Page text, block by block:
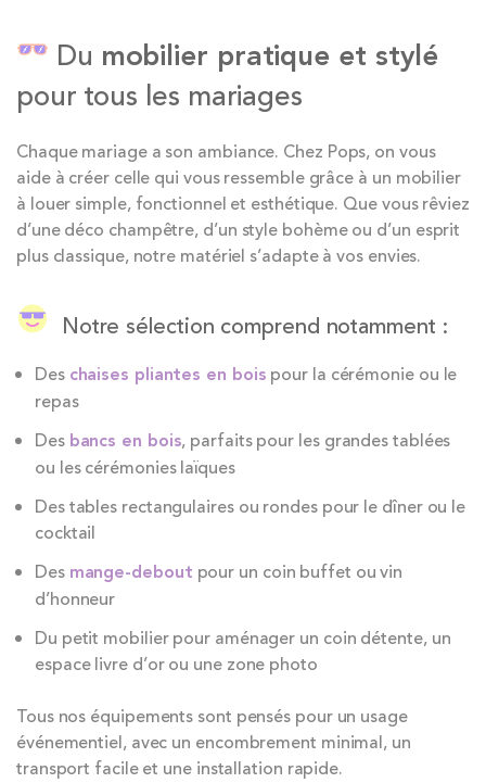
Du mobilier pratique et stylé
pour tous les mariages
Chaque mariage a son ambiance. Chez Pops, on vous
aide à créer celle qui vous ressemble grâce à un mobilier
à louer simple, fonctionnel et esthétique. Que vous rêviez
d’une déco champêtre, d’un style bohème ou d’un esprit
plus classique, notre matériel s’adapte à vos envies.
Notre sélection comprend notamment :
Des chaises pliantes en bois pour la cérémonie ou le
repas
Des bancs en bois, parfaits pour les grandes tablées
ou les cérémonies laïques
Des tables rectangulaires ou rondes pour le dîner ou le
cocktail
Des mange-debout pour un coin buffet ou vin
d’honneur
Du petit mobilier pour aménager un coin détente, un
espace livre d’or ou une zone photo
Tous nos équipements sont pensés pour un usage
événementiel, avec un encombrement minimal, un
transport facile et une installation rapide.